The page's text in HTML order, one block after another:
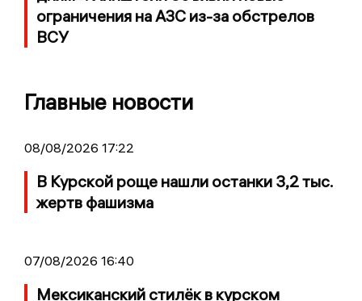
ограничения на АЗС из-за обстрелов
ВСУ
Главные новости
08/08/2026 17:22
В Курской роще нашли останки 3,2 тыс.
жертв фашизма
07/08/2026 16:40
Мексиканский стилёк в курском